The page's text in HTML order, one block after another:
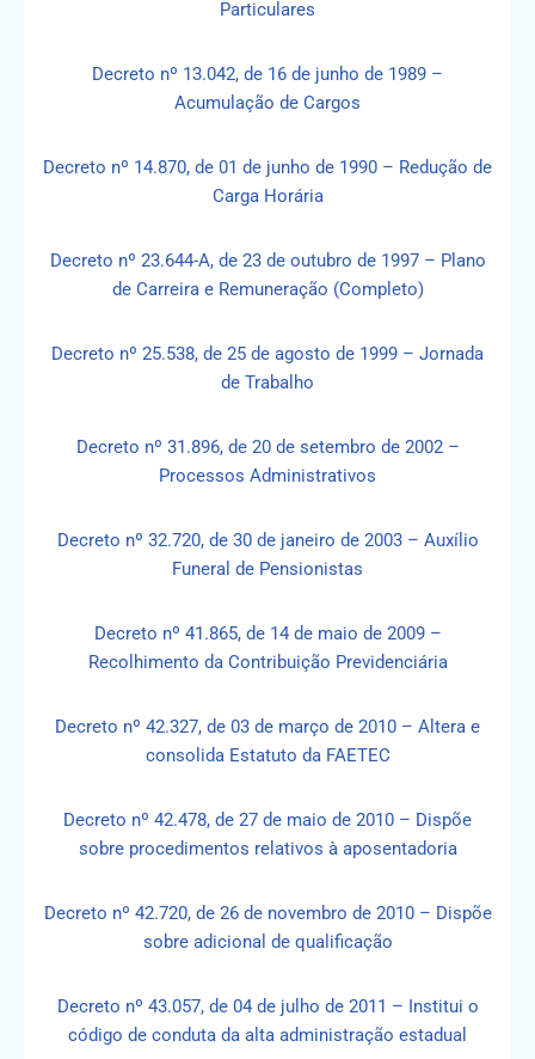
Particulares
Decreto nº 13.042, de 16 de junho de 1989 –
Acumulação de Cargos
Decreto nº 14.870, de 01 de junho de 1990 – Redução de
Carga Horária
Decreto nº 23.644-A, de 23 de outubro de 1997 – Plano
de Carreira e Remuneração (Completo)
Decreto nº 25.538, de 25 de agosto de 1999 – Jornada
de Trabalho
Decreto nº 31.896, de 20 de setembro de 2002 –
Processos Administrativos
Decreto nº 32.720, de 30 de janeiro de 2003 – Auxílio
Funeral de Pensionistas
Decreto nº 41.865, de 14 de maio de 2009 –
Recolhimento da Contribuição Previdenciária
Decreto nº 42.327, de 03 de março de 2010 – Altera e
consolida Estatuto da FAETEC
Decreto nº 42.478, de 27 de maio de 2010 – Dispõe
sobre procedimentos relativos à aposentadoria
Decreto nº 42.720, de 26 de novembro de 2010 – Dispõe
sobre adicional de qualificação
Decreto nº 43.057, de 04 de julho de 2011 – Institui o
código de conduta da alta administração estadual